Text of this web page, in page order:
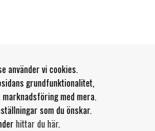
använder vi cookies.
grundfunktionalitet,
med mera.
som du önskar.
hittar du här.